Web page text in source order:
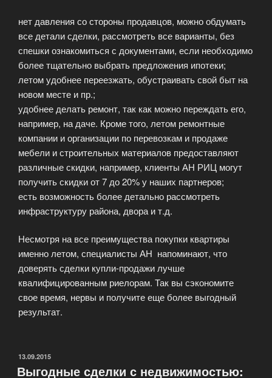
нет давления со стороны продавцов, можно обдумать
все детали сделки, рассмотреть все варианты, без
спешки ознакомиться с документами, если необходимо
более тщательно выбрать предложения ипотеки;
летом удобнее переезжать, обустраивать свой быт на
новом месте и пр.;
удобнее делать ремонт, так как можно переждать его,
например, на даче. Кроме того, летом ремонтные
компании и организации по перевозкам и продаже
мебели и строительных материалов предоставляют
различные скидки, например, клиенты АН РИЦ могут
получить скидки от 7 до 20% у наших партнеров;
есть возможность более детально рассмотреть
инфраструктуру района, двора и т.д.
Несмотря на все преимущества покупки квартиры
именно летом, специалисты АН напоминают, что
доверять сделки купли-продажи лучше
квалифицированным риелорам. Так вы сэкономите
свое время, нервы и получите еще более выгодный
результат.
ОПУБЛИКОВАНО
13.09.2015
Выгодные сделки с недвижимостью: